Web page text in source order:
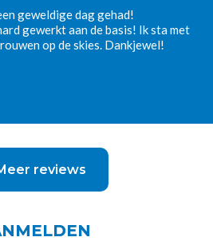
geweldige dag gehad!
gewerkt aan de basis! Ik sta met
op de skies. Dankjewel!
reviews